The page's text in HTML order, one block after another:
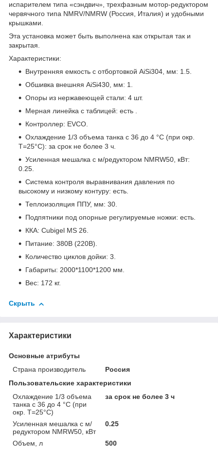
испарителем типа «сэндвич», трехфазным мотор-редуктором
червячного типа NMRV/NMRW (Россия, Италия) и удобными
крышками.
Эта установка может быть выполнена как открытая так и
закрытая.
Характеристики:
Внутренняя емкость с отбортовкой AiSi304, мм: 1.5.
Обшивка внешняя AiSi430, мм: 1.
Опоры из нержавеющей стали: 4 шт.
Мерная линейка с таблицей: есть .
Контроллер: EVCO.
Охлаждение 1/3 объема танка с 36 до 4 °C (при окр.
Т=25°С): за срок не более 3 ч.
Усиленная мешалка с м/редуктором NMRW50, кВт:
0.25.
Система контроля выравнивания давления по
высокому и низкому контуру: есть.
Теплоизоляция ППУ, мм: 30.
Подпятники под опорные регулируемые ножки: есть.
ККА: Cubigel MS 26.
Питание: 380В (220В).
Количество циклов дойки: 3.
Габариты: 2000*1100*1200 мм.
Вес: 172 кг.
Скрыть
Характеристики
Основные атрибуты
Страна производитель
Россия
Пользовательские характеристики
Охлаждение 1/3 объема
танка с 36 до 4 °C (при
окр. Т=25°С)
за срок не более 3 ч
Усиленная мешалка с м/
редуктором NMRW50, кВт
0.25
Объем, л
500